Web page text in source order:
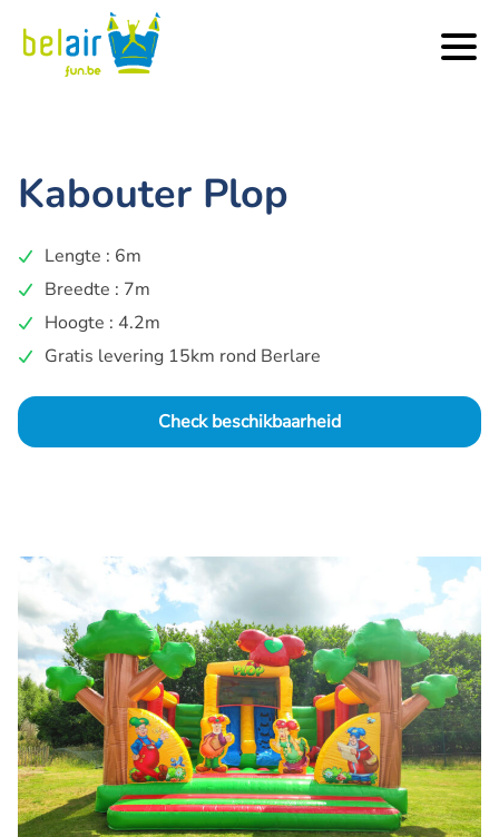
Kabouter Plop
Lengte : 6m
Breedte : 7m
Hoogte : 4.2m
Gratis levering 15km rond Berlare
Check beschikbaarheid